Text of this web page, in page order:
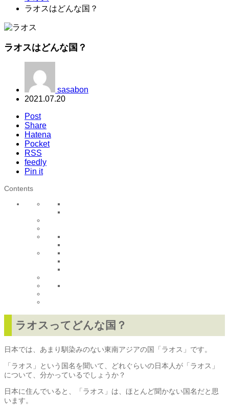
ラオスはどんな国？
ラオスはどんな国？
sasabon
2021.07.20
Post
Share
Hatena
Pocket
RSS
feedly
Pin it
Contents
ラオスってどんな国？
日本では、あまり馴染みのない東南アジアの国「ラオス」です。
「ラオス」という国名を聞いて、どれぐらいの日本人が「ラオス」
について、分かっているでしょうか？
日本に住んでいると、「ラオス」は、ほとんど聞かない国名だと思
います。